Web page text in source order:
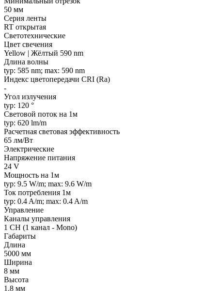
50 мм
Серия ленты
RT открытая
Светотехнические
Цвет свечения
Yellow | Жёлтый 590 nm
Длина волны
typ: 585 nm; max: 590 nm
Индекс цветопередачи CRI (Ra)
-
Угол излучения
typ: 120 °
Световой поток на 1м
typ: 620 lm/m
Расчетная световая эффективность
65 лм/Вт
Электрические
Напряжение питания
24 V
Мощность на 1м
typ: 9.5 W/m; max: 9.6 W/m
Ток потребления 1м
typ: 0.4 A/m; max: 0.4 A/m
Управление
Каналы управления
1 CH (1 канал - Mono)
Габариты
Длина
5000 мм
Ширина
8 мм
Высота
1.8 мм